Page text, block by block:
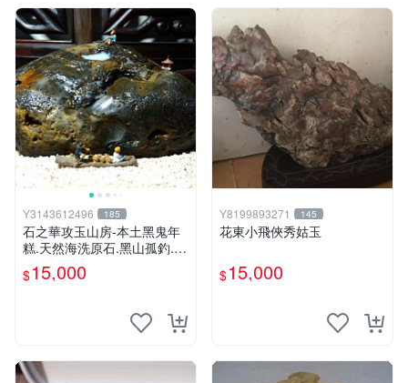
Y3143612496 185
石之華攻玉山房-本土黑鬼年
糕.天然海洗原石.黑山孤釣.1
6.5*9*9cm.
$15,000
Y8199893271 145
花東小飛俠秀姑玉
$15,000